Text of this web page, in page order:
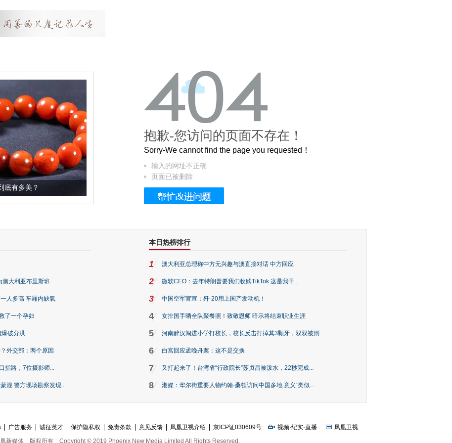
这个3.2米的长卷，还原了600岁的紫禁城
抱歉-您访问的页面不存在！
Sorry-We cannot find the page you requested！
输入的网址不正确
页面已被删除
澳大利亚布里斯班
人多高 车厢内缺氧
了一个孕妇
破分洪
外交部：两个原因
指路，7位摄影师...
混 警方现场勘察发现...
本日热榜排行
1 澳大利亚总理称中方无兴趣与澳直接对话 中方回应
2 微软CEO：去年特朗普要我们收购TikTok 这是我干...
3 中国空军官宣：歼-20用上国产发动机！
4 女排国手晒全队聚餐照！致敬恩师 暗示将结束职业生涯
5 河南醉汉闯进小学打校长，校长反击打掉其3颗牙，双双被刑...
6 白宫回应孟晚舟案：这不是交换
7 又打起来了！台湾省“行政院长”苏贞昌被泼水，22秒完成...
8 港媒：华尔街重要人物约翰·桑顿访问中国多地 意义“类似...
广告服务 诚征英才 保护隐私权 免责条款 意见反馈 凤凰卫视介绍 京ICP证030609号 视频·纪实·直播
凤凰卫视
新媒体
版权所有 Copyright © 2019 Phoenix New Media Limited All Rights Reserved.